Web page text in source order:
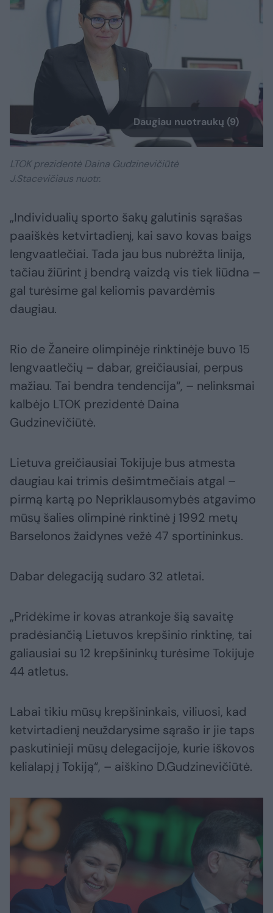
Daugiau nuotraukų (9)
LTOK prezidentė Daina Gudzinevičiūtė
J.Stacevičiaus nuotr.
„Individualių sporto šakų galutinis sąrašas
paaiškės ketvirtadienį, kai savo kovas baigs
lengvaatlečiai. Tada jau bus nubrėžta linija,
tačiau žiūrint į bendrą vaizdą vis tiek liūdna –
gal turėsime gal keliomis pavardėmis
daugiau.
Rio de Žaneire olimpinėje rinktinėje buvo 15
lengvaatlečių – dabar, greičiausiai, perpus
mažiau. Tai bendra tendencija“, – nelinksmai
kalbėjo LTOK prezidentė Daina
Gudzinevičiūtė.
Lietuva greičiausiai Tokijuje bus atmesta
daugiau kai trimis dešimtmečiais atgal –
pirmą kartą po Nepriklausomybės atgavimo
mūsų šalies olimpinė rinktinė į 1992 metų
Barselonos žaidynes vežė 47 sportininkus.
Dabar delegaciją sudaro 32 atletai.
„Pridėkime ir kovas atrankoje šią savaitę
pradėsiančią Lietuvos krepšinio rinktinę, tai
galiausiai su 12 krepšininkų turėsime Tokijuje
44 atletus.
Labai tikiu mūsų krepšininkais, viliuosi, kad
ketvirtadienį neuždarysime sąrašo ir jie taps
paskutinieji mūsų delegacijoje, kurie iškovos
kelialapį į Tokiją“, – aiškino D.Gudzinevičiūtė.